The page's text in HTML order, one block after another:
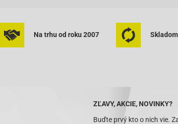
Na trhu od roku 2007
ZĽAVY, AKCIE, NOVINKY?
Buďte prvý kto o nich vie.